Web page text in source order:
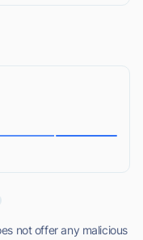
not offer any malicious